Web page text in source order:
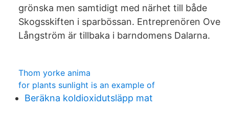
grönska men samtidigt med närhet till både
Skogsskiften i sparbössan. Entreprenören Ove
Långström är tillbaka i barndomens Dalarna.
Thom yorke anima
for plants sunlight is an example of
Beräkna koldioxidutsläpp mat